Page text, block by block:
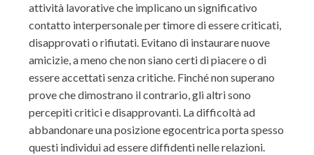
attività lavorative che implicano un significativo
contatto interpersonale per timore di essere criticati,
disapprovati o rifiutati. Evitano di instaurare nuove
amicizie, a meno che non siano certi di piacere o di
essere accettati senza critiche. Finché non superano
prove che dimostrano il contrario, gli altri sono
percepiti critici e disapprovanti. La difficoltà ad
abbandonare una posizione egocentrica porta spesso
questi individui ad essere diffidenti nelle relazioni.